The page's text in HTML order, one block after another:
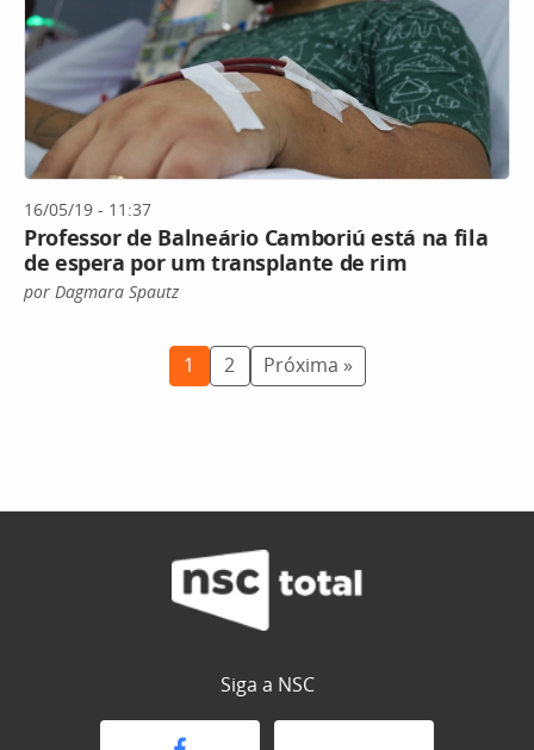
16/05/19 - 11:37
Professor de Balneário Camboriú está na fila
de espera por um transplante de rim
por Dagmara Spautz
1 2 Próxima »
Siga a NSC